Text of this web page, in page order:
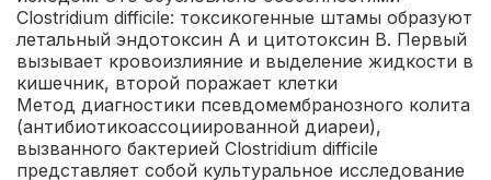
Clostridium difficile: токсикогенные штамы образуют
летальный эндотоксин А и цитотоксин В. Первый
вызывает кровоизлияние и выделение жидкости в
кишечник, второй поражает клетки
Метод диагностики псевдомембранозного колита
(антибиотикоассоциированной диареи),
вызванного бактерией Clostridium difficile
представляет собой культуральное исследование